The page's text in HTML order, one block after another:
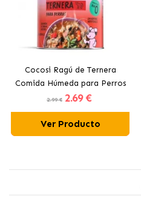
Cocosi Ragú de Ternera
Comida Húmeda para Perros
Adultos
2.99 € 2.69 €
Ver Producto